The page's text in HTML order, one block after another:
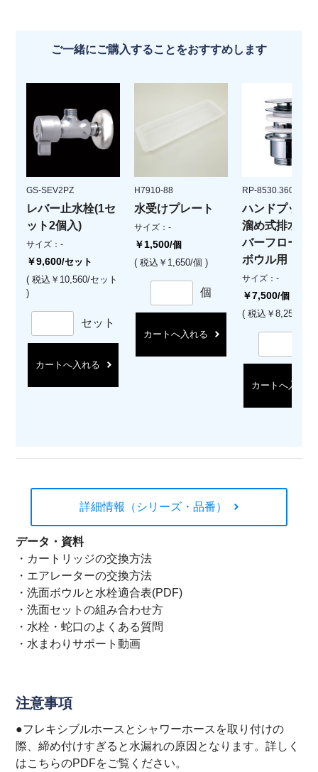
ご一緒にご購入することをおすすめします
GS-SEV2PZ
レバー止水栓(1セ
ット2個入)
サイズ：-
￥9,600/セット
( 税込￥10,560/セット
)
セット
カートへ入れる
H7910-88
水受けプレート
サイズ：-
￥1,500/個
( 税込￥1,650/個 )
個
カートへ入れる
RP-8530.360.5
ハンドプッシ
溜め式排水栓
バーフロー付
ボウル用
サイズ：-
￥7,500/個
( 税込￥8,250/個 )
カートへ入れる
詳細情報（シリーズ・品番）
データ・資料
・ カートリッジの交換方法
・ エアレーターの交換方法
・洗面ボウルと水栓適合表(PDF)
・洗面セットの組み合わせ方
・ 水栓・蛇口のよくある質問
・ 水まわりサポート動画
注意事項
●フレキシブルホースとシャワーホースを取り付けの
際、締め付けすぎると水漏れの原因となります。詳しく
はこちらのPDFをご覧ください。